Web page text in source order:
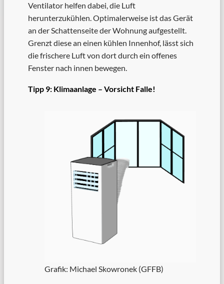
Ventilator helfen dabei, die Luft
herunterzukühlen. Optimalerweise ist das Gerät
an der Schattenseite der Wohnung aufgestellt.
Grenzt diese an einen kühlen Innenhof, lässt sich
die frischere Luft von dort durch ein offenes
Fenster nach innen bewegen.
Tipp 9: Klimaanlage – Vorsicht Falle!
Grafik: Michael Skowronek (GFFB)